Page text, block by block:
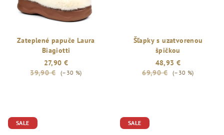
Zateplené papuče Laura
Biagiotti
27,90 €
39,90 €
(–30 %)
Šľapky s uzatvorenou
špičkou
48,93 €
69,90 €
(–30 %)
SALE SALE